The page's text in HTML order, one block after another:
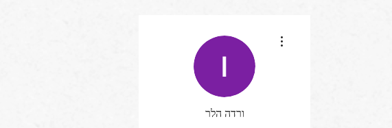
ורדה הלר